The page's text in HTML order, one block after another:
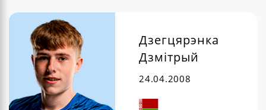
Дзегцярэнка
Дзмітрый
24.04.2008